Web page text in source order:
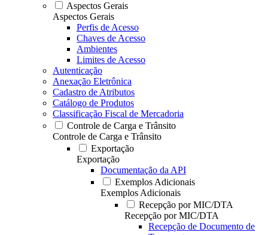
Aspectos Gerais
Aspectos Gerais
Perfis de Acesso
Chaves de Acesso
Ambientes
Limites de Acesso
Autenticação
Anexação Eletrônica
Cadastro de Atributos
Catálogo de Produtos
Classificação Fiscal de Mercadoria
Controle de Carga e Trânsito
Controle de Carga e Trânsito
Exportação
Exportação
Documentação da API
Exemplos Adicionais
Exemplos Adicionais
Recepção por MIC/DTA
Recepção por MIC/DTA
Recepção de Documento de